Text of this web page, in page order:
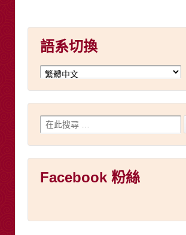
語系切換
Facebook 粉絲